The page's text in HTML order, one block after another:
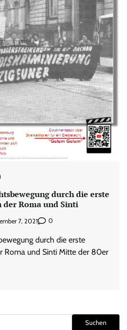
durch die erste
Roma und Sinti
7, 2021 0
durch die erste
Roma und Sinti Mitte der 80er
Suchen